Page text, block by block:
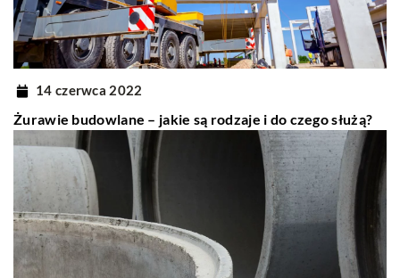
14 czerwca 2022
Żurawie budowlane – jakie są rodzaje i do czego służą?